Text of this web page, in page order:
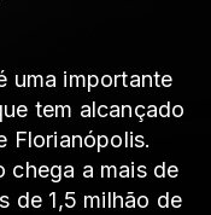
uma importante
tem alcançado
Florianópolis.
chega a mais de
de 1,5 milhão de